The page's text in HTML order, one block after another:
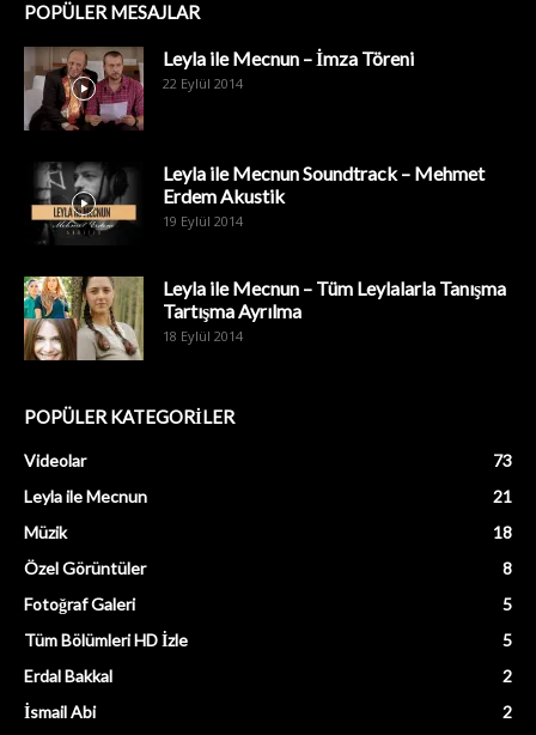
POPÜLER MESAJLAR
Leyla ile Mecnun – İmza Töreni
22 Eylül 2014
Leyla ile Mecnun Soundtrack – Mehmet
Erdem Akustik
19 Eylül 2014
Leyla ile Mecnun – Tüm Leylalarla Tanışma
Tartışma Ayrılma
18 Eylül 2014
POPÜLER KATEGORİLER
Videolar
73
Leyla ile Mecnun
21
Müzik
18
Özel Görüntüler
8
Fotoğraf Galeri
5
Tüm Bölümleri HD İzle
5
Erdal Bakkal
2
İsmail Abi
2